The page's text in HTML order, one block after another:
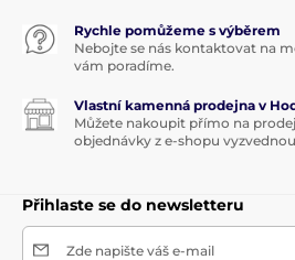
Rychle pomůžeme s výběrem
Nebojte se nás kontaktovat na
vám poradíme.
Vlastní kamenná prodejna v
Můžete nakoupit přímo na
objednávky z e-shopu
Přihlaste se do newsletteru
Zde napište váš e-mail